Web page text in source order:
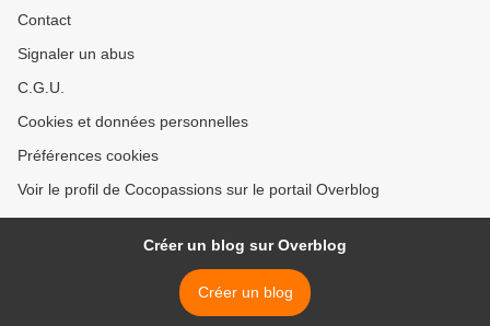
Contact
Signaler un abus
C.G.U.
Cookies et données personnelles
Préférences cookies
Voir le profil de Cocopassions sur le portail Overblog
Créer un blog sur Overblog
Créer un blog